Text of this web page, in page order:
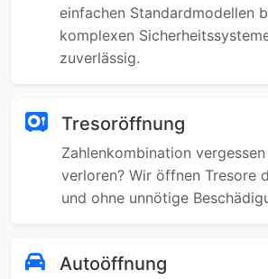
einfachen Standardmodellen
komplexen
zuverlässig.
Tresoröffnung
Zahlenkombination
verloren? Wir öffnen Tresore
und ohne unnötige
Autoöffnung